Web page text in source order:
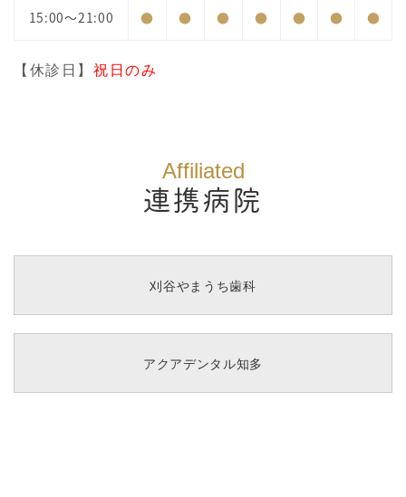
15:00～21:00 ● ● ● ● ● ● ●
【休診日】 祝日のみ
Affiliated
連携病院
刈谷やまうち歯科
アクアデンタル知多